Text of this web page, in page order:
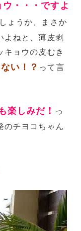
・・・ですよ
ょうか、まさか
よねと、薄皮剥
キョウの皮むき
い！？ って言
楽しみだ！
っ
のチヨコちゃん